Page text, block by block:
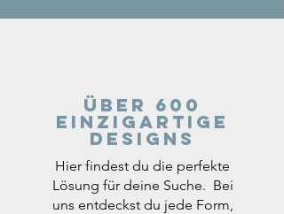
Über 600
einzigartige
Designs
Hier findest du die perfekte
Lösung für deine Suche. Bei
uns entdeckst du jede Form,